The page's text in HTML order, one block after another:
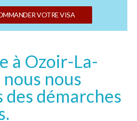
VOTRE VISA
à Ozoir-La-
nous
des démarches